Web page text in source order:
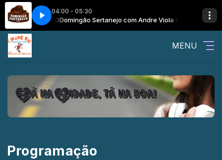
04:00 - 05:30
SERTANEJO Domingão Sertanejo com Andre Viola e o DOMINGÃO
MENU
Programação